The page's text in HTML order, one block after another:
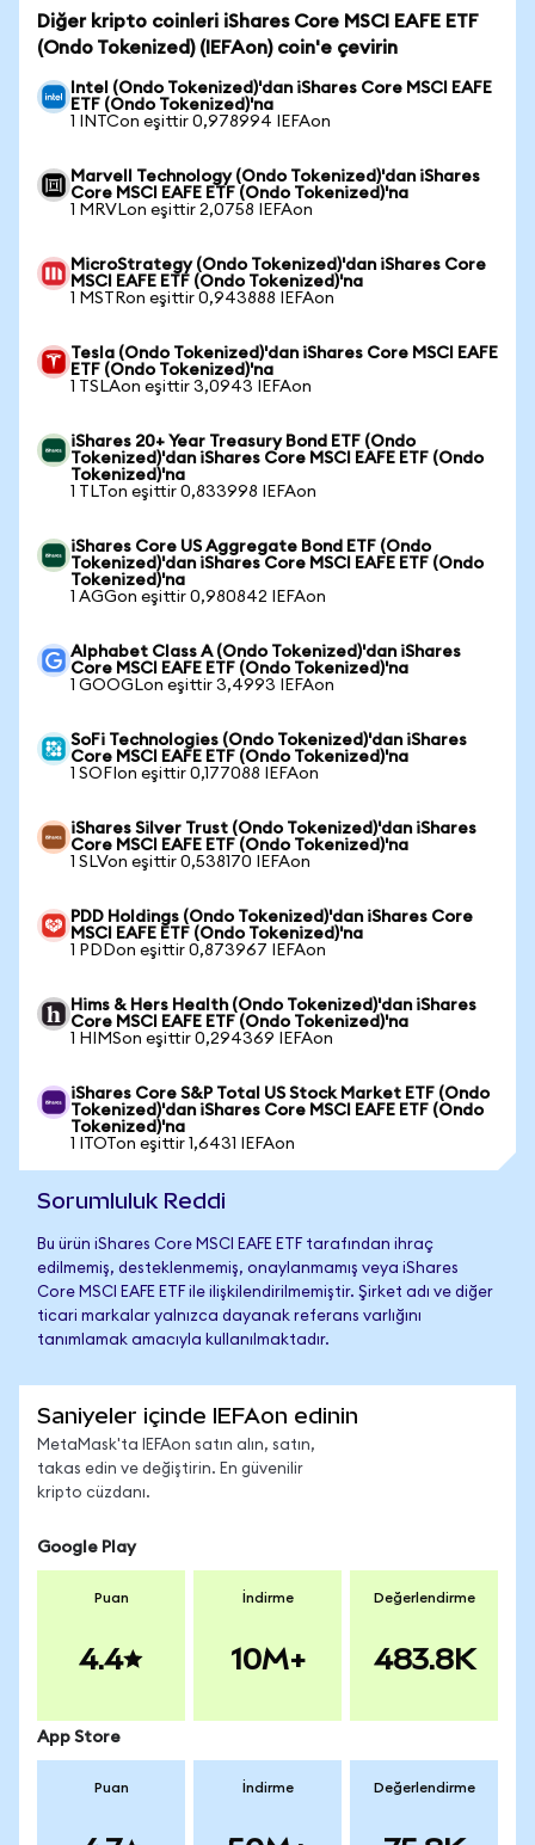
Diğer kripto coinleri iShares Core MSCI EAFE ETF
(Ondo Tokenized) (IEFAon) coin'e çevirin
Intel (Ondo Tokenized)'dan iShares Core MSCI EAFE
ETF (Ondo Tokenized)'na
1 INTCon eşittir 0,978994 IEFAon
Marvell Technology (Ondo Tokenized)'dan iShares
Core MSCI EAFE ETF (Ondo Tokenized)'na
1 MRVLon eşittir 2,0758 IEFAon
MicroStrategy (Ondo Tokenized)'dan iShares Core
MSCI EAFE ETF (Ondo Tokenized)'na
1 MSTRon eşittir 0,943888 IEFAon
Tesla (Ondo Tokenized)'dan iShares Core MSCI EAFE
ETF (Ondo Tokenized)'na
1 TSLAon eşittir 3,0943 IEFAon
iShares 20+ Year Treasury Bond ETF (Ondo
Tokenized)'dan iShares Core MSCI EAFE ETF (Ondo
Tokenized)'na
1 TLTon eşittir 0,833998 IEFAon
iShares Core US Aggregate Bond ETF (Ondo
Tokenized)'dan iShares Core MSCI EAFE ETF (Ondo
Tokenized)'na
1 AGGon eşittir 0,980842 IEFAon
Alphabet Class A (Ondo Tokenized)'dan iShares
Core MSCI EAFE ETF (Ondo Tokenized)'na
1 GOOGLon eşittir 3,4993 IEFAon
SoFi Technologies (Ondo Tokenized)'dan iShares
Core MSCI EAFE ETF (Ondo Tokenized)'na
1 SOFIon eşittir 0,177088 IEFAon
iShares Silver Trust (Ondo Tokenized)'dan iShares
Core MSCI EAFE ETF (Ondo Tokenized)'na
1 SLVon eşittir 0,538170 IEFAon
PDD Holdings (Ondo Tokenized)'dan iShares Core
MSCI EAFE ETF (Ondo Tokenized)'na
1 PDDon eşittir 0,873967 IEFAon
Hims & Hers Health (Ondo Tokenized)'dan iShares
Core MSCI EAFE ETF (Ondo Tokenized)'na
1 HIMSon eşittir 0,294369 IEFAon
iShares Core S&P Total US Stock Market ETF (Ondo
Tokenized)'dan iShares Core MSCI EAFE ETF (Ondo
Tokenized)'na
1 ITOTon eşittir 1,6431 IEFAon
Sorumluluk Reddi
Bu ürün iShares Core MSCI EAFE ETF tarafından ihraç
edilmemiş, desteklenmemiş, onaylanmamış veya iShares
Core MSCI EAFE ETF ile ilişkilendirilmemiştir. Şirket adı ve diğer
ticari markalar yalnızca dayanak referans varlığını
tanımlamak amacıyla kullanılmaktadır.
Saniyeler içinde IEFAon edinin
MetaMask'ta IEFAon satın alın, satın,
takas edin ve değiştirin. En güvenilir
kripto cüzdanı.
Google Play
Puan
4.4
İndirme
10M+
Değerlendirme
483.8K
App Store
Puan İndirme Değerlendirme